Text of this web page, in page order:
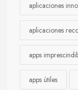
aplicaciones
aplicaciones
apps
apps útiles